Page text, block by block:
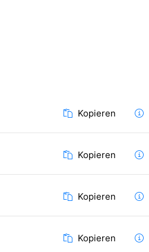
Kopieren
Kopieren
Kopieren
Kopieren